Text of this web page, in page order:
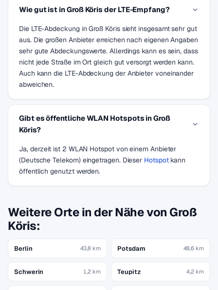
Wie gut ist in Groß Köris der LTE-Empfang?
Die LTE-Abdeckung in Groß Köris sieht insgesamt sehr gut
aus. Die großen Anbieter erreichen nach eigenen Angaben
sehr gute Abdeckungswerte. Allerdings kann es sein, dass
nicht jede Straße im Ort gleich gut versorgt werden kann.
Auch kann die LTE-Abdeckung der Anbieter voneinander
abweichen.
Gibt es öffentliche WLAN Hotspots in Groß
Köris?
Ja, derzeit ist 2 WLAN Hotspot von einem Anbieter
(Deutsche Telekom) eingetragen. Dieser Hotspotkann
öffentlich genutzt werden.
Weitere Orte in der Nähe von Groß
Köris:
Berlin 43,8 km Potsdam 48,6 km
Schwerin 1,2 km Teupitz 4,2 km